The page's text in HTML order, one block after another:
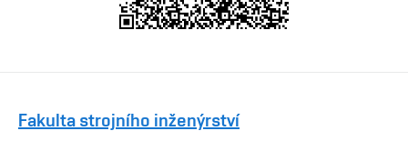
Fakulta strojního inženýrství